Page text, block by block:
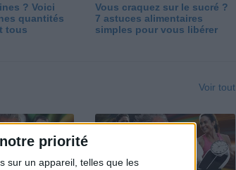
priorité
sur un appareil, telles que les
? Voici
quantités
tous
Vous craquez sur le sucré ?
7 astuces alimentaires
simples pour vous libérer
Voir tout